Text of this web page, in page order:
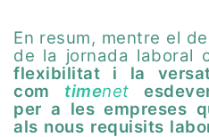
En resum, mentre el
de la jornada laboral
flexibilitat i la
com
timenet
per a les empreses
als nous requisits